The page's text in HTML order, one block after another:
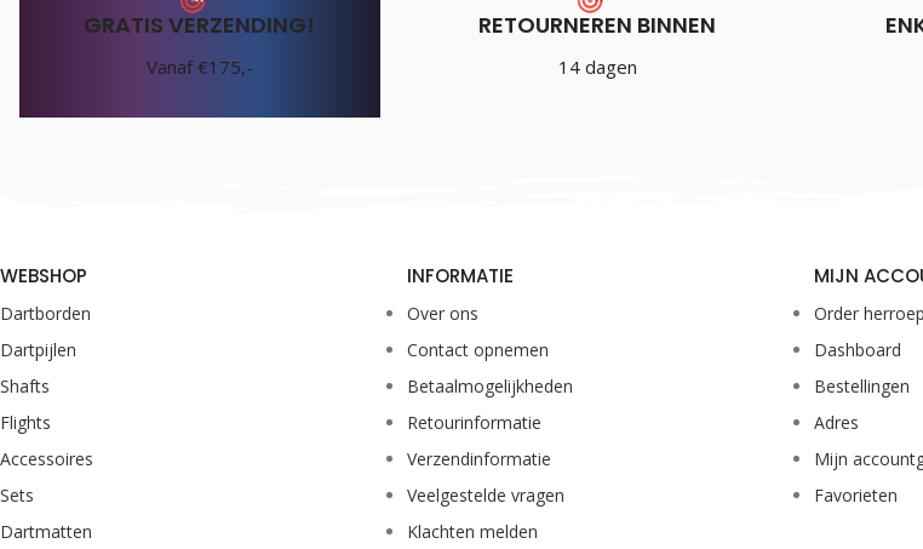
GRATIS VERZENDING!
Vanaf €175,-
RETOURNEREN BINNEN
14 dagen
WEBSHOP
Dartborden
Dartpijlen
Shafts
Flights
Accessoires
Sets
Dartmatten
INFORMATIE
Over ons
Contact opnemen
Betaalmogelijkheden
Retourinformatie
Verzendinformatie
Veelgestelde vragen
Klachten melden
MIJN
Order
Dashboard
Bestellingen
Adres
Mijn
Favorieten